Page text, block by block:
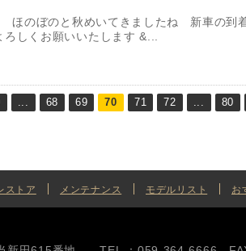
ほのぼのと秋めいてきましたね 新車の
しくお願いいたします &...
... 68 69 70 71 72 ... 80
ストア メンテナンス モデルリスト お